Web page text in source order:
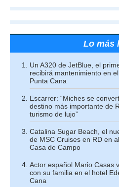
Lo más
Un A320 de JetBlue, el
recibirá mantenimiento en
Punta Cana
Escarrer: “Miches se
destino más importante de
turismo de lujo”
Catalina Sugar Beach, el
de MSC Cruises en RD en
Casa de Campo
Actor español Mario Casas
con su familia en el hotel
Cana